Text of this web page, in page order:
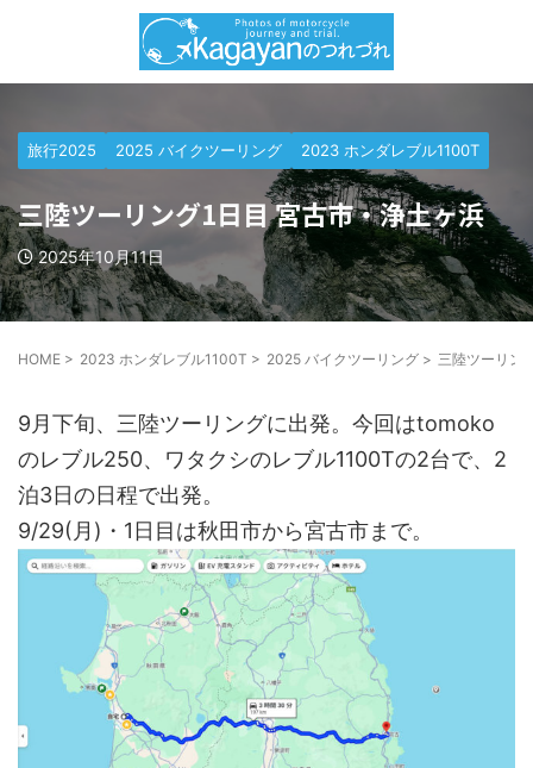
旅行2025 2025 バイクツーリング 2023 ホンダレブル1100T
三陸ツーリング1日目 宮古市・浄土ヶ浜
2025年10月11日
HOME > 2023 ホンダレブル1100T > 2025 バイクツーリング > 三陸ツーリン
9月下旬、三陸ツーリングに出発。今回はtomoko
のレブル250、ワタクシのレブル1100Tの2台で、2
泊3日の日程で出発。
9/29(月)・1日目は秋田市から宮古市まで。